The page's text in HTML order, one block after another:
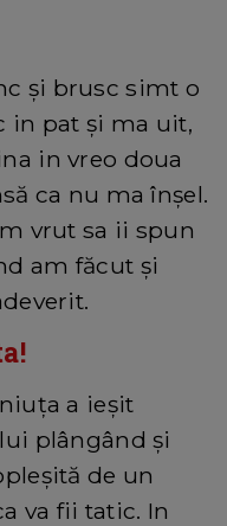
și brusc simt o
in pat și ma uit,
in vreo doua
ca nu ma înșel.
vrut sa ii spun
am făcut și
a ieșit
plângând și
de un
va fii tatic. In